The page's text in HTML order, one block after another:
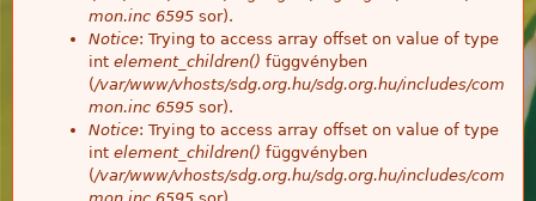
mon.inc 6595 sor).
Notice: Trying to access array offset on value of type
int element_children() függvényben
(/var/www/vhosts/sdg.org.hu/sdg.org.hu/includes/com
mon.inc 6595 sor).
Notice: Trying to access array offset on value of type
int element_children() függvényben
(/var/www/vhosts/sdg.org.hu/sdg.org.hu/includes/com